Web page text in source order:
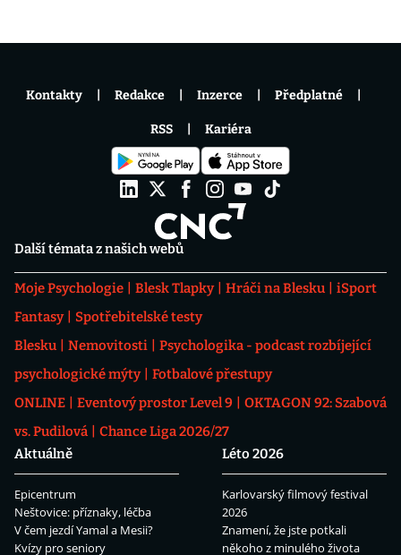
Další témata z našich webů
Moje Psychologie Blesk Tlapky Hráči na Blesku
iSport
Fantasy
Spotřebitelské testy
Blesku
Nemovitosti
Psychologika - podcast rozbíjející
psychologické mýty
Fotbalové přestupy
ONLINE
Eventový prostor Level 9
OKTAGON 92: Szabová
vs. Pudilová
Chance Liga 2026/27
Aktuálně
Epicentrum
Neštovice: příznaky, léčba
V čem jezdí Yamal a Mesii?
Kvízy pro seniory
Léto 2026
Karlovarský filmový festival
2026
Znamení, že jste potkali
někoho z minulého života
Kontakty Redakce Inzerce Předplatné
RSS Kariéra